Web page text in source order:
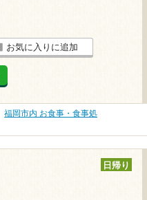
お気に入りに追加
福岡市内 お食事・食事処
日帰り